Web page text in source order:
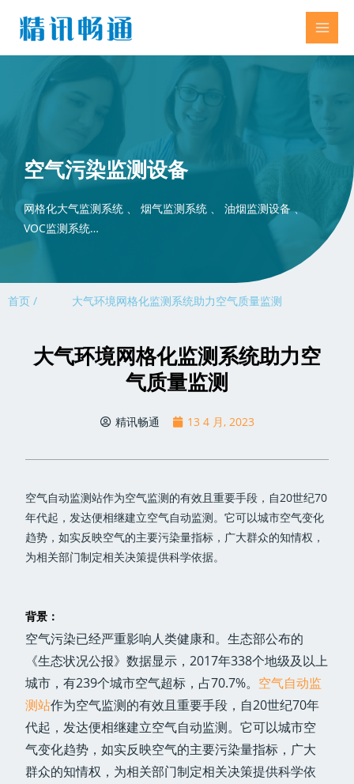
空气污染监测设备
网格化大气监测系统 、 烟气监测系统 、 油烟监测设备 、
VOC监测系统…
首页 / 大气环境网格化监测系统助力空气质量监测
大气环境网格化监测系统助力空
气质量监测
精讯畅通 13 4 月, 2023
空气自动监测站作为空气监测的有效且重要手段，自20世纪70
年代起，发达便相继建立空气自动监测。它可以城市空气变化
趋势，如实反映空气的主要污染量指标，广大群众的知情权，
为相关部门制定相关决策提供科学依据。
背景：
空气污染已经严重影响人类健康和。生态部公布的
《生态状况公报》数据显示，2017年338个地级及以上
城市，有239个城市空气超标，占70.7%。 空气自动监
测站作为空气监测的有效且重要手段，自20世纪70年
代起，发达便相继建立空气自动监测。它可以城市空
气变化趋势，如实反映空气的主要污染量指标，广大
群众的知情权，为相关部门制定相关决策提供科学依